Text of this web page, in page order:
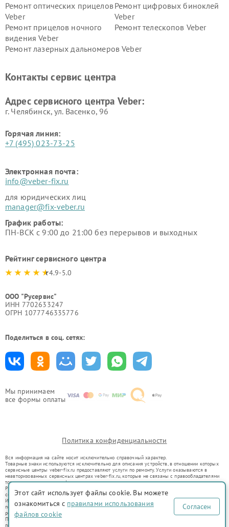
Мы принимаем
все формы оплаты
Ремонт оптических прицелов
Veber
Ремонт цифровых биноклей
Veber
Ремонт прицелов ночного
видения Veber
Ремонт телескопов Veber
Ремонт лазерных дальномеров Veber
Контакты сервис центра
Адрес сервисного центра Veber:
г. Челябинск, ул. Васенко, 96
Горячая линия:
+7 (495) 023-73-25
Электронная почта:
info@veber-fix.ru
для юридических лиц
manager@fix-veber.ru
График работы:
ПН-ВСК с 9:00 до 21:00 без перерывов и выходных
Рейтинг сервисного центра
4.9-5.0
ООО "Русервис"
ИНН 7702633247
ОГРН 1077746335776
Поделиться в соц. сетях:
Политика конфиденциальности
Вся информация на сайте носит исключительно справочный характер.
Товарные знаки используются исключительно для описания устройств, в отношении которых
сервисные центры veber-fix.ru предоставляют услуги по ремонту. Услуги оказываются в
неавторизованных сервисных центрах veber-fix.ru, которые не связаны с правообладателями
товарных знаков или их официальными представителями.
Ремонт осуществляется для устройств, уже введенных в гражданский оборот в соответствии
со статьей 1487 ГК РФ.
Использование товарных знаков не преследует цели индивидуализации услуг или введения
потребителей в заблуждение, а служит для информирования о предоставляемых услугах по
ремонту техники указанных брендов.
Представленная на сайте информация не является публичной офертой, определяемой
положениями Статьи 437(2) Гражданского кодекса РФ
Этот сайт использует файлы cookie. Вы можете
ознакомиться с правилами использования
файлов cookie
Согласен